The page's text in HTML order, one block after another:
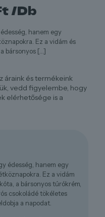
/Db
hanem egy
Ez a vidám és
bársonyos […]
áraink és termékeink
vedd figyelembe, hogy
elérhetősége is a
édesség, hanem egy
Ez a vidám
a bársonyos túrókrém,
csokoládé tökéletes
a napodat.